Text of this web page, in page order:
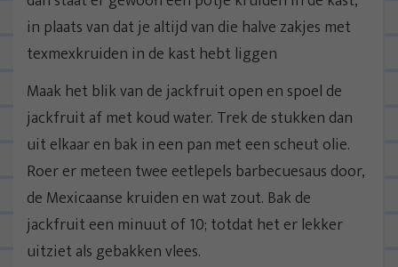
in plaats van dat je altijd van die halve zakjes met
texmexkruiden in de kast hebt liggen
Maak het blik van de jackfruit open en spoel de
jackfruit af met koud water. Trek de stukken dan
uit elkaar en bak in een pan met een scheut olie.
Roer er meteen twee eetlepels barbecuesaus door,
de Mexicaanse kruiden en wat zout. Bak de
jackfruit een minuut of 10; totdat het er lekker
uitziet als gebakken vlees.